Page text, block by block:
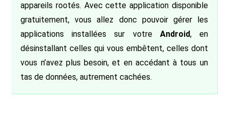
appareils rootés. Avec cette application disponible
gratuitement, vous allez donc pouvoir gérer les
applications installées sur votre Android, en
désinstallant celles qui vous embêtent, celles dont
vous n’avez plus besoin, et en accédant à tous un
tas de données, autrement cachées.